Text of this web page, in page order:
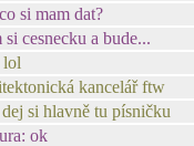
si mam dat?
si cesnecku a bude...
kancelář ftw
si hlavně tu písničku
ok